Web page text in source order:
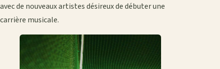
avec de nouveaux artistes désireux de débuter une
carrière musicale.